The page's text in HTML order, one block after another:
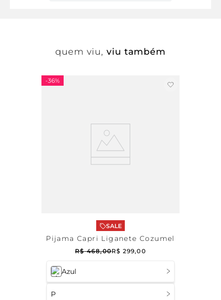
quem viu, viu também
-36%
Azul
P
SALE
Pijama Capri Liganete Cozumel
R$ 468,00R$ 299,00